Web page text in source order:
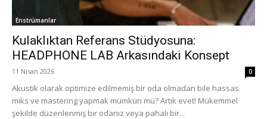
Enstrümanlar
Kulaklıktan Referans Stüdyosuna:
HEADPHONE LAB Arkasındaki Konsept
11 Nisan 2026 0
Akustik olarak optimize edilmemiş bir oda olmadan bile hassas
miks ve mastering yapmak mümkün mü? Artık evet! Mükemmel
şekilde düzenlenmiş bir odanız veya pahalı bir...